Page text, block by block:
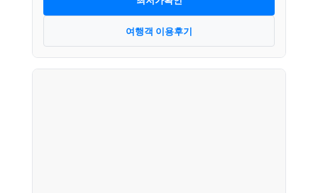
여행객 이용후기